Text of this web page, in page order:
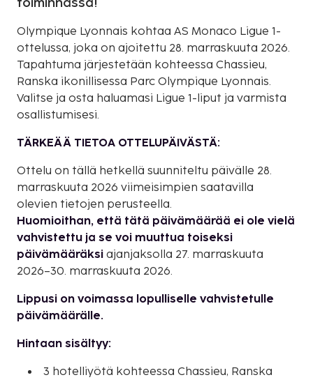
toiminnassa!
Olympique Lyonnais kohtaa AS Monaco Ligue 1-
ottelussa, joka on ajoitettu 28. marraskuuta 2026.
Tapahtuma järjestetään kohteessa Chassieu,
Ranska ikonillisessa Parc Olympique Lyonnais.
Valitse ja osta haluamasi Ligue 1-liput ja varmista
osallistumisesi.
TÄRKEÄÄ TIETOA OTTELUPÄIVÄSTÄ:
Ottelu on tällä hetkellä suunniteltu päivälle 28.
marraskuuta 2026 viimeisimpien saatavilla
olevien tietojen perusteella.
Huomioithan, että tätä päivämäärää ei ole vielä
vahvistettu ja se voi muuttua toiseksi
päivämääräksi ajanjaksolla 27. marraskuuta
2026–30. marraskuuta 2026.
Lippusi on voimassa lopulliselle vahvistetulle
päivämäärälle.
Hintaan sisältyy:
3 hotelliyötä kohteessa Chassieu, Ranska